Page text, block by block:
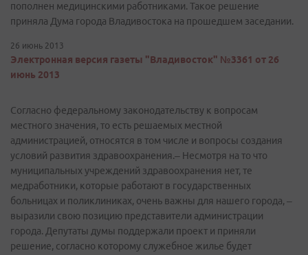
пополнен медицинскими работниками. Такое решение
приняла Дума города Владивостока на прошедшем заседании.
26 июнь 2013
Электронная версия газеты "Владивосток" №3361 от 26
июнь 2013
Согласно федеральному законодательству к вопросам
местного значения, то есть решаемых местной
администрацией, относятся в том числе и вопросы создания
условий развития здравоохранения.– Несмотря на то что
муниципальных учреждений здравоохранения нет, те
медработники, которые работают в государственных
больницах и поликлиниках, очень важны для нашего города, –
выразили свою позицию представители администрации
города. Депутаты думы поддержали проект и приняли
решение, согласно которому служебное жилье будет